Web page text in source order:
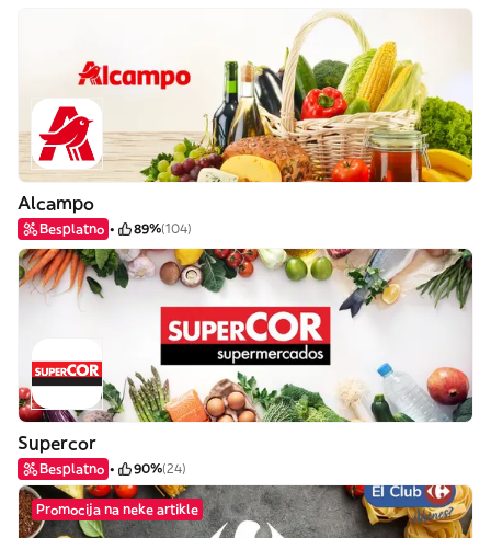
Alcampo
Besplatno 89%(104)
Supercor
Besplatno 90%(24)
Promocija na neke artikle